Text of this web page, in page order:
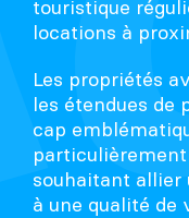
touristique
locations à
Les propriétés
les étendues de
cap
souhaitant
à une qualité de